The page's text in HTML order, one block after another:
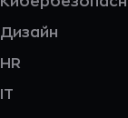
Дизайн
HR
IT